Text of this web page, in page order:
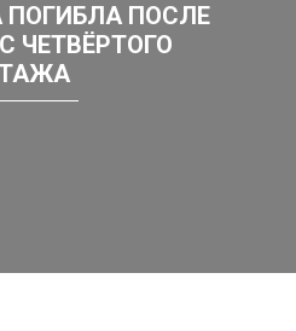
ПОГИБЛА ПОСЛЕ
ЧЕТВЁРТОГО